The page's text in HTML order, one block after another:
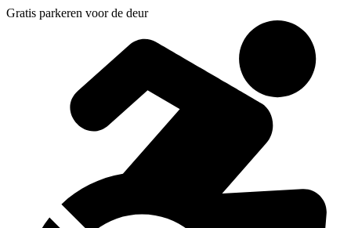
Gratis parkeren voor de deur